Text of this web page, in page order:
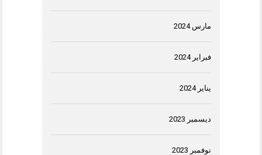
مارس 2024
فبراير 2024
يناير 2024
ديسمبر 2023
نوفمبر 2023